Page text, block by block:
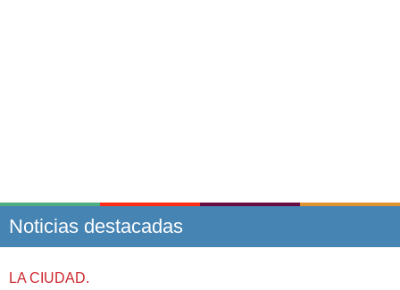
Noticias destacadas
LA CIUDAD.